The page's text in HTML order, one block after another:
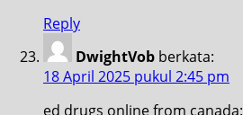
Reply
DwightVob berkata:
18 April 2025 pukul 2:45 pm
ed drugs online from canada: